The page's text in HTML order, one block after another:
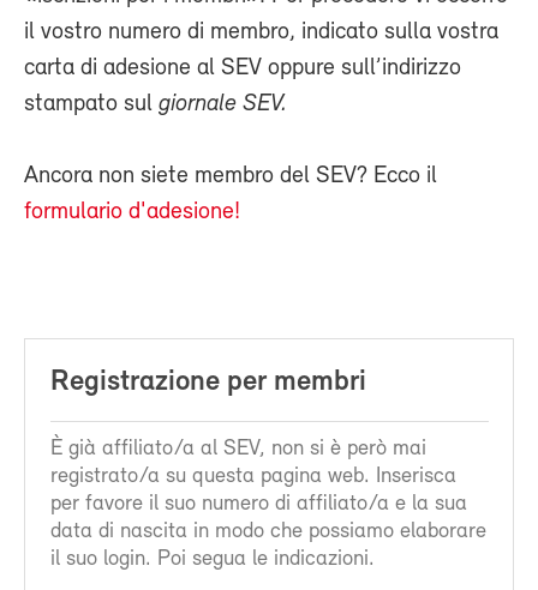
il vostro numero di membro, indicato sulla vostra
carta di adesione al SEV oppure sull’indirizzo
stampato sul giornale SEV.
Ancora non siete membro del SEV? Ecco il
formulario d'adesione!
Registrazione per membri
È già affiliato/a al SEV, non si è però mai
registrato/a su questa pagina web. Inserisca
per favore il suo numero di affiliato/a e la sua
data di nascita in modo che possiamo elaborare
il suo login. Poi segua le indicazioni.